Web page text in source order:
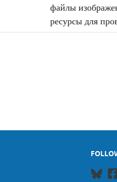
файлы
ресурсы для